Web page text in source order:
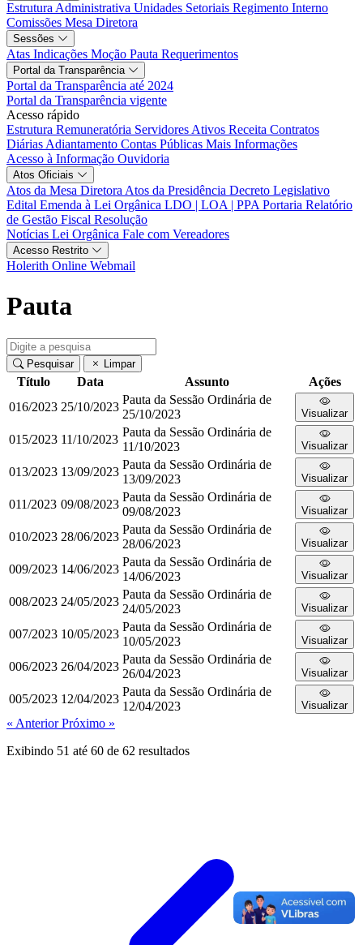
Estrutura Administrativa Unidades Setoriais Regimento Interno
Comissões Mesa Diretora
Sessões
Atas Indicações Moção Pauta Requerimentos
Portal da Transparência
Portal da Transparência até 2024
Portal da Transparência vigente
Acesso rápido
Estrutura Remuneratória Servidores Ativos Receita Contratos
Diárias Adiantamento Contas Públicas Mais Informações
Acesso à Informação Ouvidoria
Atos Oficiais
Atos da Mesa Diretora Atos da Presidência Decreto Legislativo
Edital Emenda à Lei Orgânica LDO | LOA | PPA Portaria Relatório
de Gestão Fiscal Resolução
Notícias Lei Orgânica Fale com Vereadores
Acesso Restrito
Holerith Online Webmail
Pauta
Pesquisar Limpar
Título Data Assunto
Ações
016/2023 25/10/2023
Pauta da Sessão Ordinária de
25/10/2023
Visualizar
015/2023 11/10/2023
Pauta da Sessão Ordinária de
11/10/2023
Visualizar
013/2023 13/09/2023
Pauta da Sessão Ordinária de
13/09/2023
Visualizar
011/2023 09/08/2023
Pauta da Sessão Ordinária de
09/08/2023
Visualizar
010/2023 28/06/2023
Pauta da Sessão Ordinária de
28/06/2023
Visualizar
009/2023 14/06/2023
Pauta da Sessão Ordinária de
14/06/2023
Visualizar
008/2023 24/05/2023
Pauta da Sessão Ordinária de
24/05/2023
Visualizar
007/2023 10/05/2023
Pauta da Sessão Ordinária de
10/05/2023
Visualizar
006/2023 26/04/2023
Pauta da Sessão Ordinária de
26/04/2023
Visualizar
005/2023 12/04/2023
Pauta da Sessão Ordinária de
12/04/2023
Visualizar
« AnteriorPróximo »
Exibindo 51 até 60 de 62 resultados